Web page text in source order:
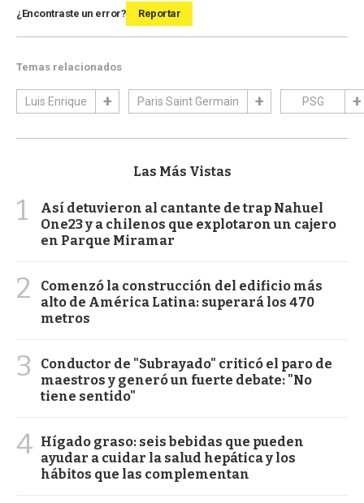
¿Encontraste un error? Reportar
Temas relacionados
Luis Enrique Paris Saint Germain PSG
Las Más Vistas
1
Así detuvieron al cantante de trap Nahuel
One23 y a chilenos que explotaron un cajero
en Parque Miramar
2
Comenzó la construcción del edificio más
alto de América Latina: superará los 470
metros
3
Conductor de "Subrayado" criticó el paro de
maestros y generó un fuerte debate: "No
tiene sentido"
4 Hígado graso: seis bebidas que pueden
ayudar a cuidar la salud hepática y los
hábitos que las complementan